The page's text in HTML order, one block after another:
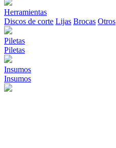
Herramientas
Discos de corte Lijas Brocas Otros
Piletas
Piletas
Insumos
Insumos